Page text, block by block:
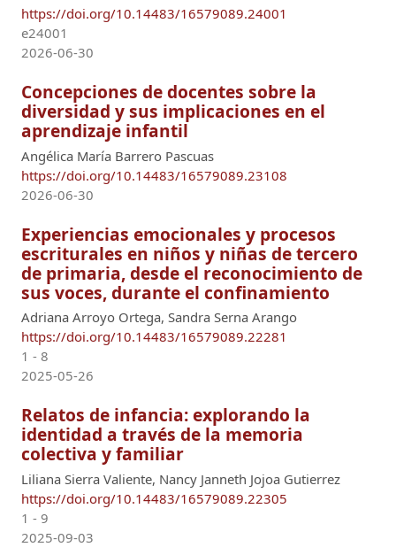
https://doi.org/10.14483/16579089.24001
e24001
2026-06-30
Concepciones de docentes sobre la
diversidad y sus implicaciones en el
aprendizaje infantil
Angélica María Barrero Pascuas
https://doi.org/10.14483/16579089.23108
2026-06-30
Experiencias emocionales y procesos
escriturales en niños y niñas de tercero
de primaria, desde el reconocimiento de
sus voces, durante el confinamiento
Adriana Arroyo Ortega, Sandra Serna Arango
https://doi.org/10.14483/16579089.22281
1 - 8
2025-05-26
Relatos de infancia: explorando la
identidad a través de la memoria
colectiva y familiar
Liliana Sierra Valiente, Nancy Janneth Jojoa Gutierrez
https://doi.org/10.14483/16579089.22305
1 - 9
2025-09-03